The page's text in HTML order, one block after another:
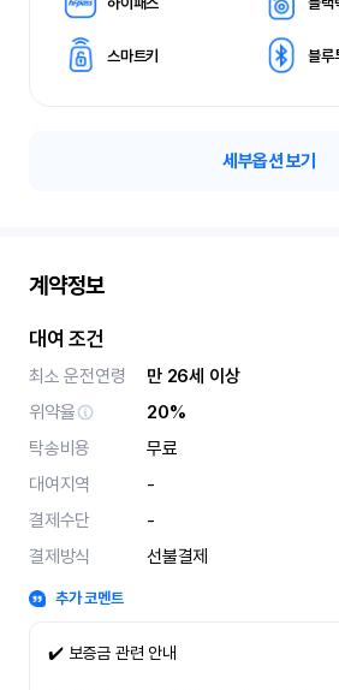
스마트키 블루
세부옵션 보기
계약정보
대여 조건
최소 운전연령
만 26세 이상
위약율
20%
탁송비용
무료
대여지역
-
결제수단
-
결제방식
선불결제
추가 코멘트
✔️ 보증금 관련 안내